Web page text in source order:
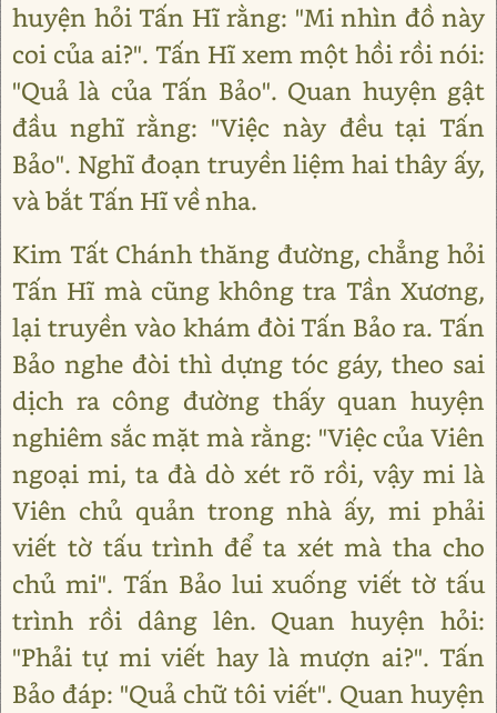
huyện hỏi Tấn Hĩ rằng: "Mi nhìn đồ này
coi của ai?". Tấn Hĩ xem một hồi rồi nói:
"Quả là của Tấn Bảo". Quan huyện gật
đầu nghĩ rằng: "Việc này đều tại Tấn
Bảo". Nghĩ đoạn truyền liệm hai thây ấy,
và bắt Tấn Hĩ về nha.
Kim Tất Chánh thăng đường, chẳng hỏi
Tấn Hĩ mà cũng không tra Tần Xương,
lại truyền vào khám đòi Tấn Bảo ra. Tấn
Bảo nghe đòi thì dựng tóc gáy, theo sai
dịch ra công đường thấy quan huyện
nghiêm sắc mặt mà rằng: "Việc của Viên
ngoại mi, ta đà dò xét rõ rồi, vậy mi là
Viên chủ quản trong nhà ấy, mi phải
viết tờ tấu trình để ta xét mà tha cho
chủ mi". Tấn Bảo lui xuống viết tờ tấu
trình rồi dâng lên. Quan huyện hỏi:
"Phải tự mi viết hay là mượn ai?". Tấn
Bảo đáp: "Quả chữ tôi viết". Quan huyện